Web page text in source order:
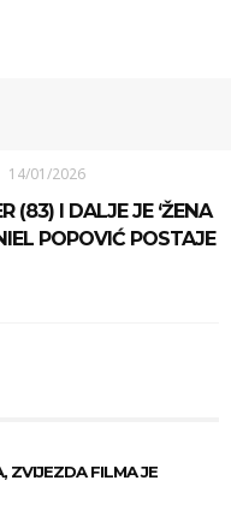
14/01/2026
(83) I DALJE JE ‘ŽENA
POPOVIĆ POSTAJE
ZVIJEZDA FILMA JE